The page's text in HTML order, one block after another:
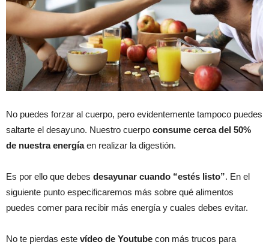
No puedes forzar al cuerpo, pero evidentemente tampoco puedes
saltarte el desayuno. Nuestro cuerpo consume cerca del 50%
de nuestra energíaen realizar la digestión.
Es por ello que debes desayunar cuando “estés listo”. En el
siguiente punto especificaremos más sobre qué alimentos
puedes comer para recibir más energía y cuales debes evitar.
No te pierdas este vídeo de Youtube con más trucos para